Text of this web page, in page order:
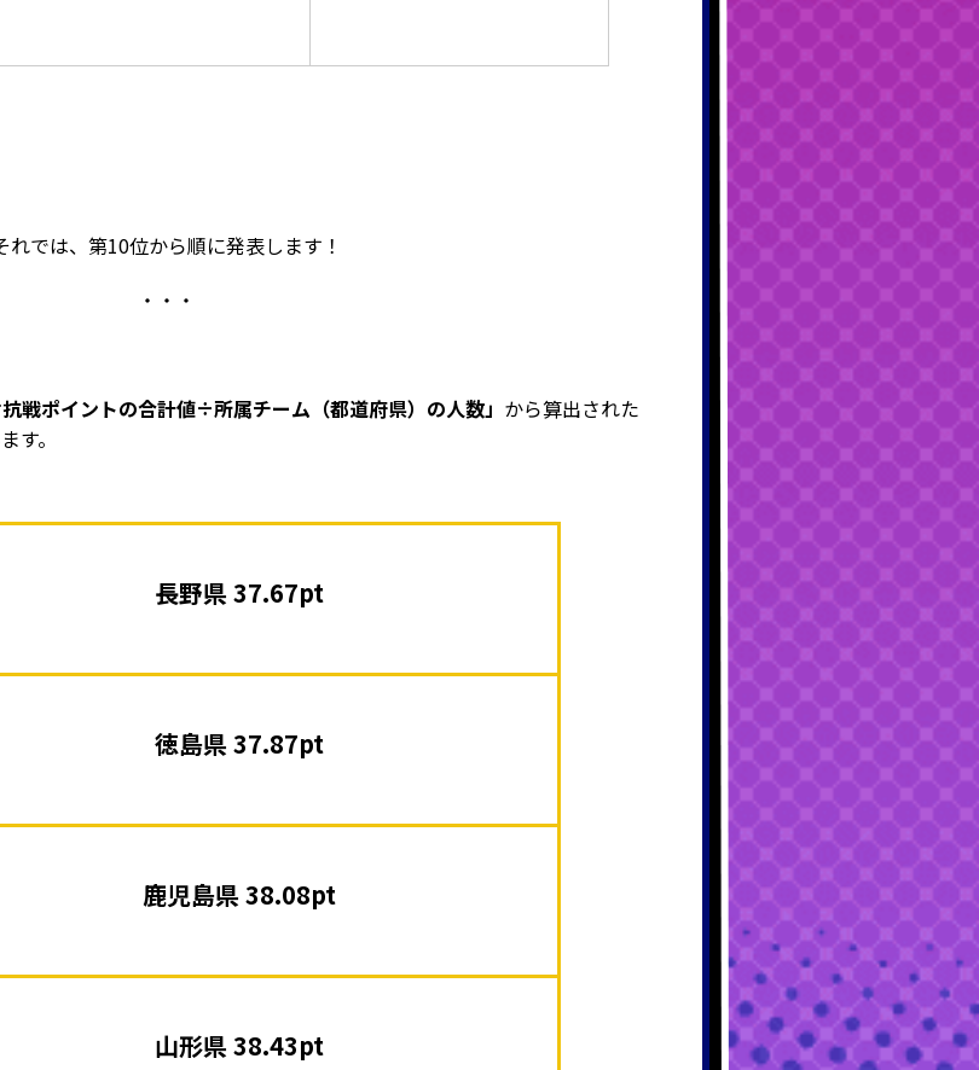
れでは、第10位から順に発表します！
・・・
戦ポイントの合計値÷所属チーム（都道府県）の人数」 から算出された
す。
長野県 37.67pt
徳島県 37.87pt
鹿児島県 38.08pt
山形県 38.43pt